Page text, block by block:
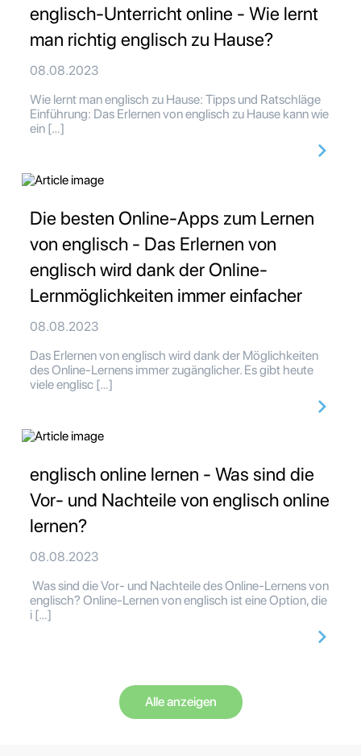
englisch-Unterricht online - Wie lernt
man richtig englisch zu Hause?
08.08.2023
Wie lernt man englisch zu Hause: Tipps und Ratschläge
Einführung: Das Erlernen von englisch zu Hause kann wie
ein […]
Die besten Online-Apps zum Lernen
von englisch - Das Erlernen von
englisch wird dank der Online-
Lernmöglichkeiten immer einfacher
08.08.2023
Das Erlernen von englisch wird dank der Möglichkeiten
des Online-Lernens immer zugänglicher. Es gibt heute
viele englisc […]
englisch online lernen - Was sind die
Vor- und Nachteile von englisch online
lernen?
08.08.2023
Was sind die Vor- und Nachteile des Online-Lernens von
englisch? Online-Lernen von englisch ist eine Option, die
i […]
Alle anzeigen